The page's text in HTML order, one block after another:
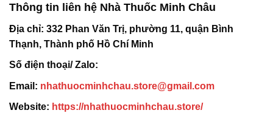
Thông tin liên hệ Nhà Thuốc Minh Châu
Địa chỉ: 332 Phan Văn Trị, phường 11, quận Bình
Thạnh, Thành phố Hồ Chí Minh
Số điện thoại/ Zalo:
Email: nhathuocminhchau.store@gmail.com
Website: https://nhathuocminhchau.store/